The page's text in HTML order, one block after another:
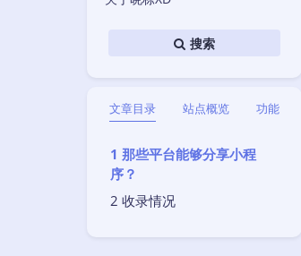
搜索
文章目录 站点概览 功能
那些平台能够分享小程
序？
收录情况